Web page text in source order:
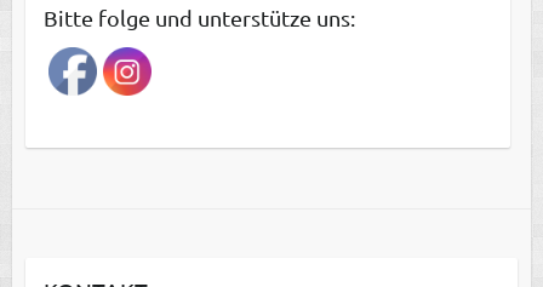
r
a
g
a
Bitte folge und unterstütze uns: